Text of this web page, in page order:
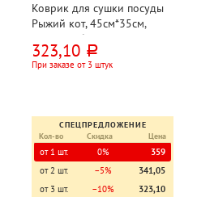
Коврик для сушки посуды
Рыжий кот, 45см*35см,
микрофибра, цветной
323,10 руб.
При заказе от 3 штук
СПЕЦПРЕДЛОЖЕНИЕ
Кол-во
Скидка Цена
от 1 шт. 0%
359
от 2 шт.
−5%
341,05
от 3 шт.
−10% 323,10